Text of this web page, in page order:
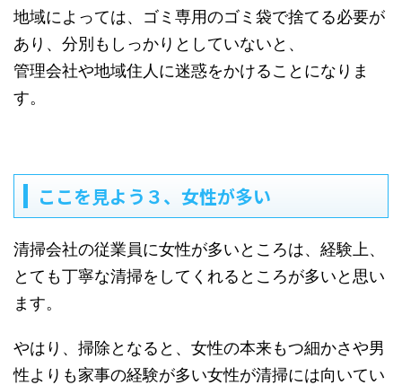
地域によっては、ゴミ専用のゴミ袋で捨てる必要が
あり、分別もしっかりとしていないと、
管理会社や地域住人に迷惑をかけることになりま
す。
ここを見よう３、女性が多い
清掃会社の従業員に女性が多いところは、経験上、
とても丁寧な清掃をしてくれるところが多いと思い
ます。
やはり、掃除となると、女性の本来もつ細かさや男
性よりも家事の経験が多い女性が清掃には向いてい